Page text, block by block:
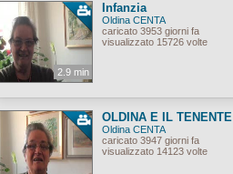
2.9 min
Infanzia
Oldina CENTA
caricato 3953 giorni fa
visualizzato 15726 volte
OLDINA E IL TENENTE
Oldina CENTA
caricato 3947 giorni fa
visualizzato 14123 volte